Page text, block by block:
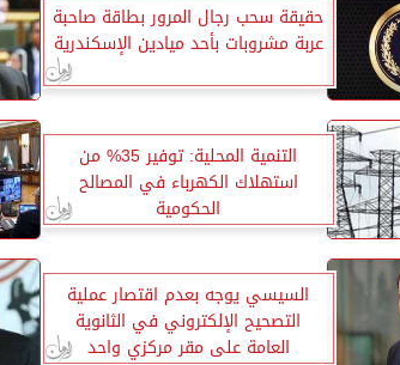
حقيقة سحب رجال المرور بطاقة صاحبة
عربة مشروبات بأحد ميادين الإسكندرية
التنمية المحلية: توفير 35% من
استهلاك الكهرباء في المصالح
الحكومية
السيسي يوجه بعدم اقتصار عملية
التصحيح الإلكتروني في الثانوية
العامة على مقر مركزي واحد